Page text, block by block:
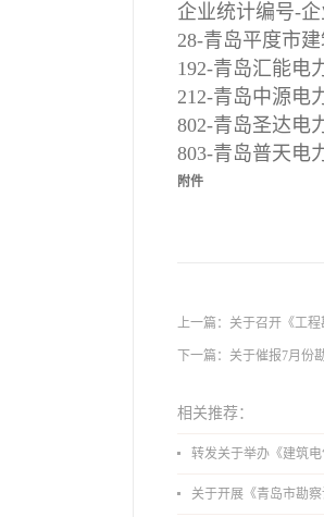
企业统计编号-
28-青岛平度市
192-青岛汇能电
212-青岛中源电
802-青岛圣达电
803-青岛普天电
附件
上一篇： 关于召开《工
下一篇： 关于催报7月份
相关推荐：
转发关于举办《建筑电气与智能化通用
关于开展《青岛市勘察设计行业从业人员行为导则》、《青